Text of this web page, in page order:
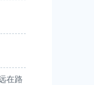
在路